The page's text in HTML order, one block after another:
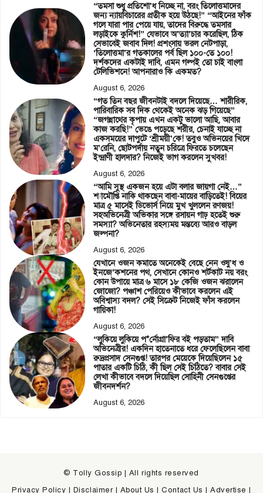
“তমসা শুধু প্রতিশো’ধ নিচ্ছে না, বরং তিলোত্তমাদের
জন্য ন্যায়বিচারের প্রতীক হয়ে উঠছে!” “আইনের ফাঁক
গলে যারা পার পেয়ে যায়, তাদের বিরুদ্ধে তমসার
লড়াইকে কুর্নিশ!” যেভাবে অ’ত্যা’চার করেছিল, ঠিক
সেভাবেই জবাব দিল! প্রশংসায় ভরল নেটপাড়া,
‘তিলোত্তমা’র গতকালের পর্ব ছিল ১০০-তে ১০০!
দর্শকদের একটাই দাবি, এমন গল্পই তো চাই বাংলা
টেলিভিশনে! আপনারাও কি একমত?
August 6, 2026
“গত তিন বছর জীবনটাই বদলে দিয়েছে… শারীরিক,
পারিবারিক সব দিক থেকেই অনেক ঝড় গিয়েছে”
“জগন্নাথের কৃপায় এখন একটু ভালো আছি, আবার
কাজ করছি!” ভেঙে পড়েছে শরীর, চেনাই যাচ্ছে না
একসময়ের দাপুটে ‘শ্রীময়ী’কে! তবুও অভিনয়ের খিদে
ম’রেনি, ছোটপর্দায় নতুন চরিত্রে ফিরতে চলেছেন
ইন্দ্রাণী হালদার? নিজেই ভাগ করলেন সুখবর!
August 6, 2026
“আমি সুস্থ একজন হয়ে এটা বলার জায়গা নেই…”
শ্যামৌপ্তি নাকি থাকছেন বাবা-মায়ের বাড়িতেই! বিয়ের
মাত্র ৫ মাসেই ডিভোর্স নিয়ে মুখ খুললেন রণজয়!
সহঅভিনেত্রী অভিকার সঙ্গে রসায়ন গাঢ় হতেই শুরু
সমস্যা? অভিনেতার রহস্যময় মন্তব্যে আরও বাড়ল
জল্পনা?
August 6, 2026
যেখানে ওজন কমাতে অনেকেই বেছে নেন ওষু’ধ ও
ইনজে’কশনের পথ, সেখানে কোনও শর্টকাট নয় বরং
কোন উপায়ে মাত্র ৬ মাসে ১৮ কেজি ওজন ঝরালেন
জোজো? পঞ্চাশ পেরিয়েও কীভাবে করলেন এই
অবিশ্বাস্য বদল? সেই সিক্রেট নিজেই ফাঁস করলেন
গায়িকা!
August 6, 2026
“লুকিয়ে লুকিয়ে প*র্নোগ্রা’ফির বই পড়তাম” দাবি
অভিনেত্রীর! একদিন হাতেনাতে ধরে ফেলেছিলেন বাবা
রুদ্রপ্রসাদ সেনগুপ্ত! তারপর মেয়েকে দিয়েছিলেন ১৫
পাতার একটি চিঠি, কী ছিল সেই চিঠিতে? বাবার সেই
লেখা কীভাবে বদলে দিয়েছিল সোহিনী সেনগুপ্তের
জীবনদর্শন?
August 6, 2026
© Tolly Gossip | All rights reserved
Privacy Policy | Disclaimer| About Us |Contact Us |Advertise |